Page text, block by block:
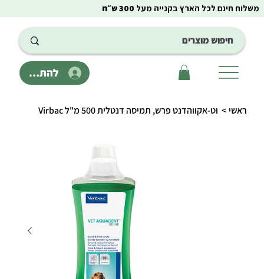
להתחבר
משלוח חינם לכל הארץ בקנייה מעל 300 ש״ח
ראשי > וט-אקווהדנט פרש, תמיסה דנטלית 500 מ"ל Virbac